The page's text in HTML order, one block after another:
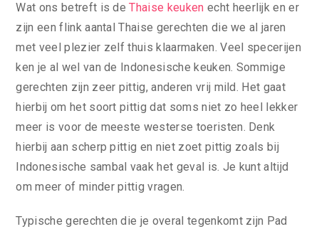
Wat ons betreft is deThaise keuken echt heerlijk en er
zijn een flink aantal Thaise gerechten die we al jaren
met veel plezier zelf thuis klaarmaken. Veel specerijen
ken je al wel van de Indonesische keuken. Sommige
gerechten zijn zeer pittig, anderen vrij mild. Het gaat
hierbij om het soort pittig dat soms niet zo heel lekker
meer is voor de meeste westerse toeristen. Denk
hierbij aan scherp pittig en niet zoet pittig zoals bij
Indonesische sambal vaak het geval is. Je kunt altijd
om meer of minder pittig vragen.
Typische gerechten die je overal tegenkomt zijn Pad